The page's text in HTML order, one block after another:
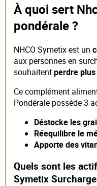
À quoi sert
pondérale ?
NHCO Symetix est un
aux personnes en
souhaitentperdre
Ce complément
Pondérale possède 3
Déstocke les
Réequilibre le
Apporte des
Quels sont les
Symetix